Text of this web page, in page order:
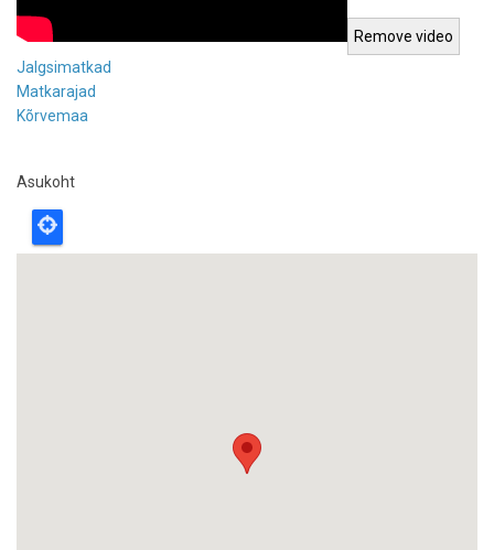
Jalgsimatkad
Matkarajad
Kõrvemaa
Asukoht